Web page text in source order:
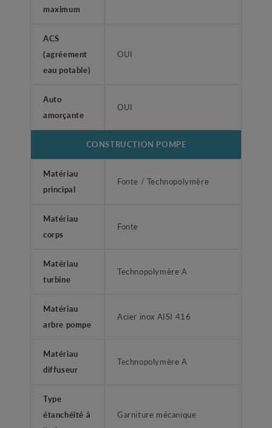
maximum
ACS
(agréement
eau potable)
OUI
Auto
amorçante
OUI
CONSTRUCTION POMPE
Matériau
principal
Fonte / Technopolymère
Matériau
corps
Fonte
Matériau
turbine
Technopolymère A
Matériau
arbre pompe
Acier inox AISI 416
Matériau
diffuseur
Technopolymère A
Type
étanchéité à
Garniture mécanique